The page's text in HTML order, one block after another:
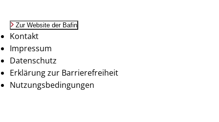
Zur Website der Bafin
Kontakt
Impressum
Datenschutz
Erklärung zur Barrierefreiheit
Nutzungsbedingungen